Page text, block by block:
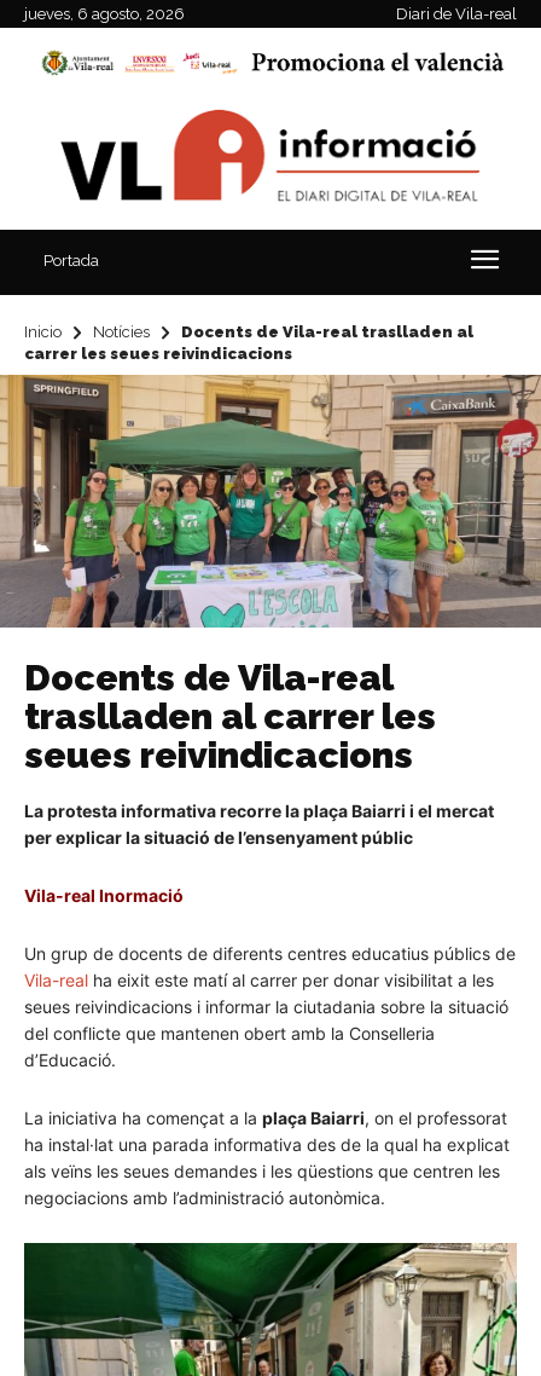
jueves, 6 agosto, 2026 Diari de Vila-real
Portada
Inicio Notícies
Docents de Vila-real traslladen al
carrer les seues reivindicacions
Docents de Vila-real
traslladen al carrer les
seues reivindicacions
La protesta informativa recorre la plaça Baiarri i el mercat
per explicar la situació de l’ensenyament públic
Vila-real Inormació
Un grup de docents de diferents centres educatius públics de
Vila-real ha eixit este matí al carrer per donar visibilitat a les
seues reivindicacions i informar la ciutadania sobre la situació
del conflicte que mantenen obert amb la Conselleria
d’Educació.
La iniciativa ha començat a la plaça Baiarri, on el professorat
ha instal·lat una parada informativa des de la qual ha explicat
als veïns les seues demandes i les qüestions que centren les
negociacions amb l’administració autonòmica.